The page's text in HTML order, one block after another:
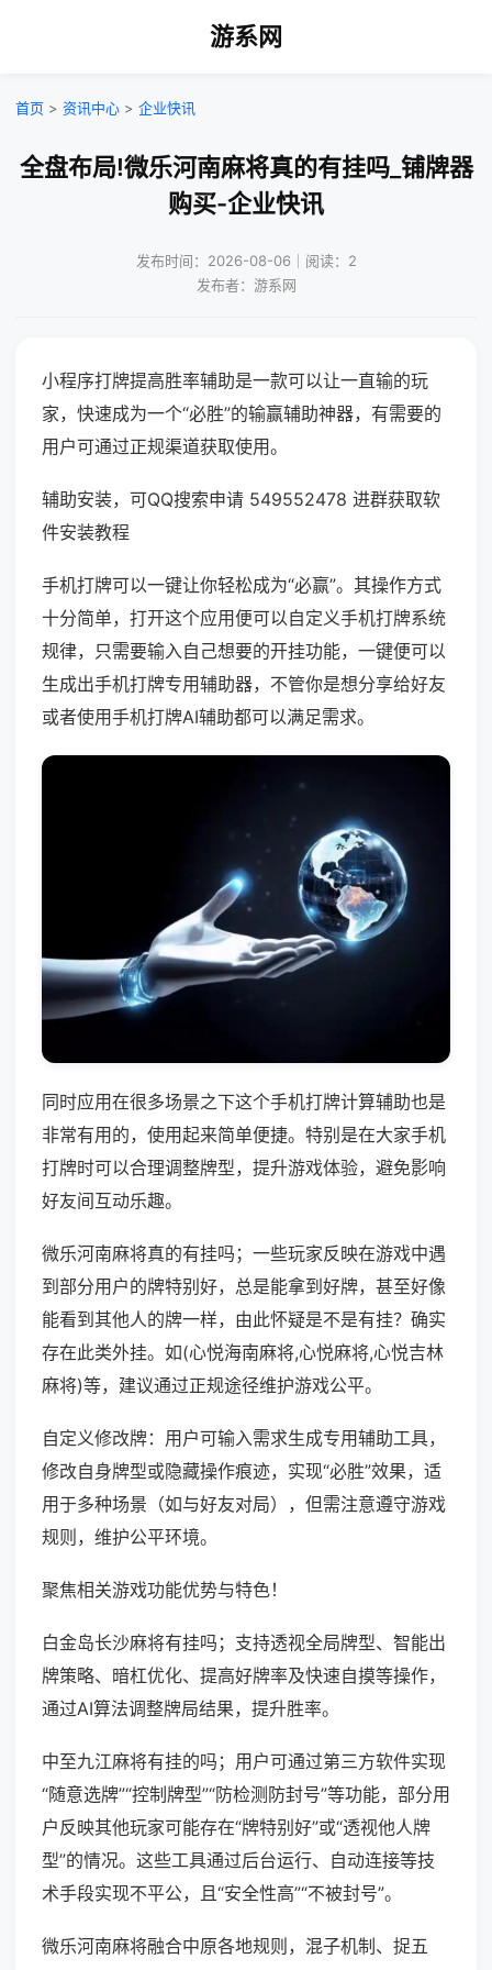
游系网
首页 > 资讯中心 > 企业快讯
全盘布局!微乐河南麻将真的有挂吗_铺牌器
购买-企业快讯
发布时间：2026-08-06｜阅读：2
发布者：游系网
小程序打牌提高胜率辅助是一款可以让一直输的玩
家，快速成为一个“必胜”的输赢辅助神器，有需要的
用户可通过正规渠道获取使用。
辅助安装，可QQ搜索申请 549552478 进群获取软
件安装教程
手机打牌可以一键让你轻松成为“必赢”。其操作方式
十分简单，打开这个应用便可以自定义手机打牌系统
规律，只需要输入自己想要的开挂功能，一键便可以
生成出手机打牌专用辅助器，不管你是想分享给好友
或者使用手机打牌AI辅助都可以满足需求。
同时应用在很多场景之下这个手机打牌计算辅助也是
非常有用的，使用起来简单便捷。特别是在大家手机
打牌时可以合理调整牌型，提升游戏体验，避免影响
好友间互动乐趣。
微乐河南麻将真的有挂吗；一些玩家反映在游戏中遇
到部分用户的牌特别好，总是能拿到好牌，甚至好像
能看到其他人的牌一样，由此怀疑是不是有挂？确实
存在此类外挂。如(心悦海南麻将,心悦麻将,心悦吉林
麻将)等，建议通过正规途径维护游戏公平。
自定义修改牌：用户可输入需求生成专用辅助工具，
修改自身牌型或隐藏操作痕迹，实现“必胜”效果，适
用于多种场景（如与好友对局），但需注意遵守游戏
规则，维护公平环境。
聚焦相关游戏功能优势与特色！
白金岛长沙麻将有挂吗；支持透视全局牌型、智能出
牌策略、暗杠优化、提高好牌率及快速自摸等操作，
通过AI算法调整牌局结果，提升胜率。
中至九江麻将有挂的吗；用户可通过第三方软件实现
“随意选牌”“控制牌型”“防检测防封号”等功能，部分用
户反映其他玩家可能存在“牌特别好”或“透视他人牌
型”的情况。这些工具通过后台运行、自动连接等技
术手段实现不平公，且“安全性高”“不被封号”。
微乐河南麻将融合中原各地规则，混子机制、捉五